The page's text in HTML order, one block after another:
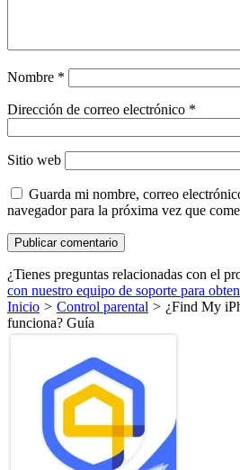
Nombre *
Dirección de correo electrónico *
Sitio web
Guarda mi nombre, correo
navegador para la próxima vez que
¿Tienes preguntas relacionadas con el
con nuestro equipo de soporte para
Inicio > Control parental > ¿Find My
funciona? Guía